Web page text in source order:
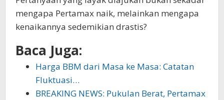
mengapa Pertamax naik, melainkan mengapa
kenaikannya sedemikian drastis?
Baca Juga:
Harga BBM dari Masa ke Masa: Catatan
Fluktuasi…
BREAKING NEWS: Pukulan Berat, Pertamax